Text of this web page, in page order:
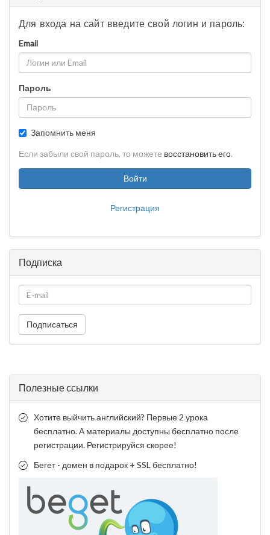
Для входа на сайт введите свой логин и пароль:
Email
Пароль
Запомнить меня
Если забыли свой пароль, то можете восстановить его.
Войти
Регистрация
Подписка
Подписаться
Полезные ссылки
Хотите выйчить английский? Первые 2 урока
бесплатно. А материалы доступны бесплатно после
регистрации. Регистрируйся скорее!
Бегет - домен в подарок + SSL бесплатно!